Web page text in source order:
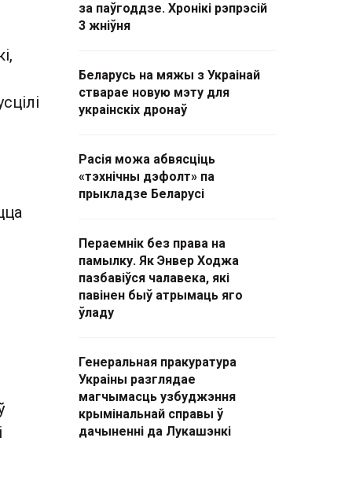
за паўгоддзе. Хронікі рэпрэсій
3 жніўня
Беларусь на мяжы з Украінай
стварае новую мэту для
украінскіх дронаў
Расія можа абвясціць
«тэхнічны дэфолт» па
прыкладзе Беларусі
Пераемнік без права на
памылку. Як Энвер Ходжа
пазбавіўся чалавека, які
павінен быў атрымаць яго
ўладу
Генеральная пракуратура
Украіны разглядае
магчымасць узбуджэння
крымінальнай справы ў
дачыненні да Лукашэнкі